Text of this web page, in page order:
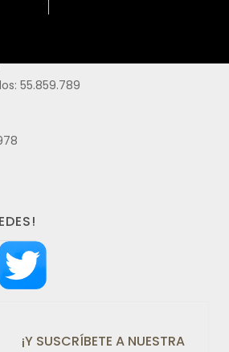
55.859.789
¡Y SUSCRÍBETE A NUESTRA